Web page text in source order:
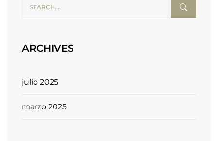
ARCHIVES
julio 2025
marzo 2025